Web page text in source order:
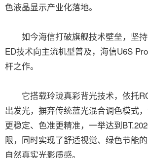
色液晶显示产业化落地。
如今海信打破旗舰技术壁垒，坚持
ED技术向主流机型普及，海信U6S
杆之作。
它搭载玲珑真彩背光技术，依托
出发光，摒弃传统蓝光混合调色模式
更稳定、色准更精准，一举达到
限，同时实现了舒适视觉、绿色节能
自然真实光影质感。